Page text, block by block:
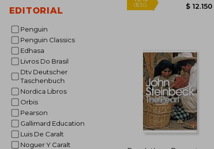
EDITORIAL
Penguin
Penguin Classics
Edhasa
Livros Do Brasil
Dtv Deutscher
Taschenbuch
Nordica Libros
Orbis
Pearson
Gallimard Education
Luis De Caralt
Noguer Y Caralt
10%
dcto.